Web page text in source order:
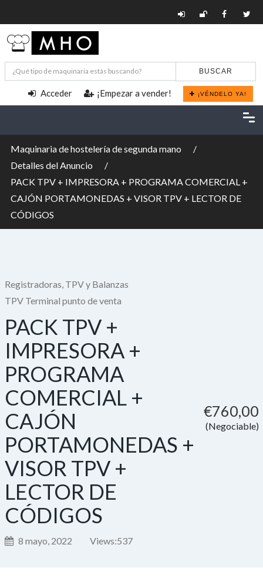
BUSCAR
Acceder ¡Empezar a vender! ¡VÉNDELO YA!
Maquinaria de hostelería de segunda mano
Detalles del Anuncio
PACK TPV + IMPRESORA + PROGRAMA COMERCIAL +
CAJÓN PORTAMONEDAS + VISOR TPV + LECTOR DE
CÓDIGOS
Registradoras, TPV y Balanzas
TPV Terminal punto de venta
PACK TPV +
IMPRESORA +
PROGRAMA
COMERCIAL +
CAJÓN
PORTAMONEDAS +
VISOR TPV +
LECTOR DE
CÓDIGOS
8 mayo, 2022 Views:537
€760,00
(Negociable)